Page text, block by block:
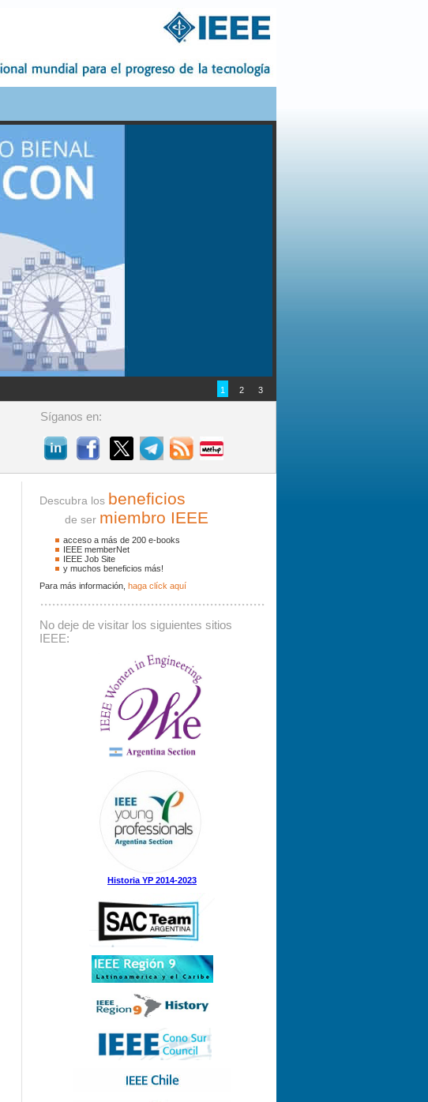
1 2 3
Síganos en:
Buscador
La palabra a buscar debe contener al menos 3 caracteres.
Buscar:
Descubra los beneficios
de ser miembro IEEE
acceso a más de 200 e-books
IEEE memberNet
IEEE Job Site
y muchos beneficios más!
Para más información, haga clíck aquí
No deje de visitar los siguientes sitios
IEEE:
Historia YP 2014-2023